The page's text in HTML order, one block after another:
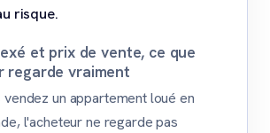
risque.
et prix de vente, ce que
regarde vraiment
un appartement loué en
l'acheteur ne regarde pas